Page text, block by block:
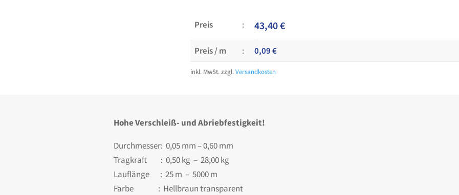
Preis 43,40€
Preis / m 0,09€
inkl. MwSt. zzgl. Versandkosten
Hohe Verschleiß- und Abriebfestigkeit!
Durchmesser: 0,05 mm – 0,60 mm
Tragkraft : 0,50 kg – 28,00 kg
Lauflänge : 25 m – 5000 m
Farbe : Hellbraun transparent